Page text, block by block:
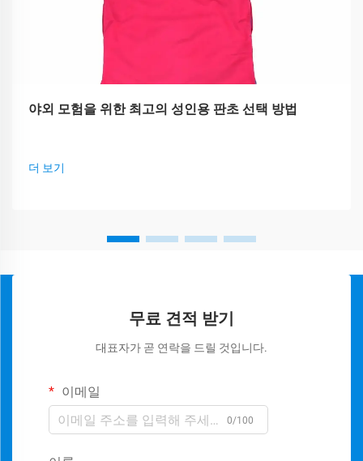
야외 모험을 위한 최고의 성인용 판초 선택 방법
더 보기
무료 견적 받기
대표자가 곧 연락을 드릴 것입니다.
이메일
0/100